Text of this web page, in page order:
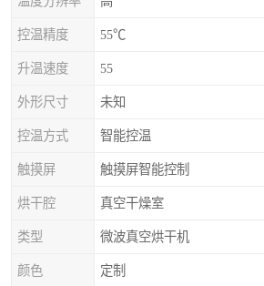
控温精度 55℃
升温速度 55
外形尺寸 未知
控温方式 智能控温
触摸屏 触摸屏智能控制
烘干腔 真空干燥室
类型 微波真空烘干机
颜色 定制